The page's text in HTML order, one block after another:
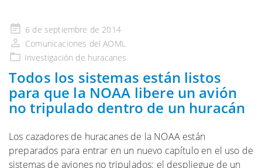
Publicado
en
6 de septiembre de 2014
Comunicaciones del AOML
Investigación de huracanes
Todos los sistemas están listos
para que la NOAA libere un avión
no tripulado dentro de un huracán
Los cazadores de huracanes de la NOAA están
preparados para entrar en un nuevo capítulo en el uso de
sistemas de aviones no tripulados: el despliegue de un